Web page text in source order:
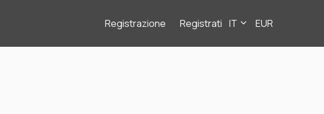
Registrazione Registrati IT EUR